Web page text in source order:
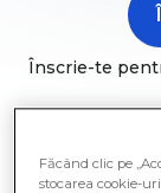
Înscrie-te
Făcând clic pe
stocarea cookie-